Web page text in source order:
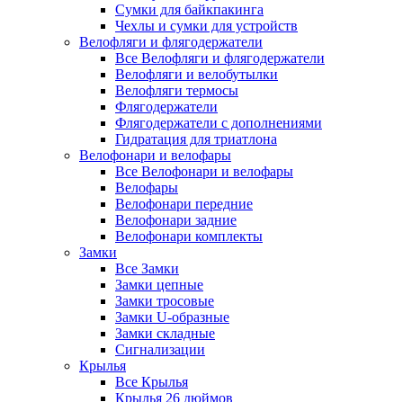
Сумки для байкпакинга
Чехлы и сумки для устройств
Велофляги и флягодержатели
Все Велофляги и флягодержатели
Велофляги и велобутылки
Велофляги термосы
Флягодержатели
Флягодержатели с дополнениями
Гидратация для триатлона
Велофонари и велофары
Все Велофонари и велофары
Велофары
Велофонари передние
Велофонари задние
Велофонари комплекты
Замки
Все Замки
Замки цепные
Замки тросовые
Замки U-образные
Замки складные
Сигнализации
Крылья
Все Крылья
Крылья 26 дюймов